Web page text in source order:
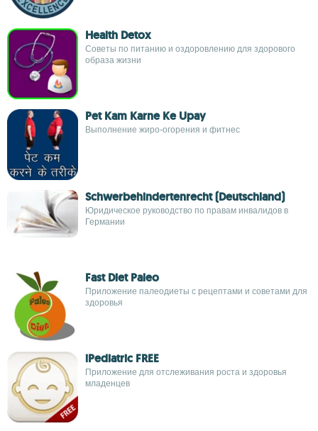
Health Detox
Советы по питанию и оздоровлению для здорового
образа жизни
Pet Kam Karne Ke Upay
Выполнение жиро-огорения и фитнес
Schwerbehindertenrecht (Deutschland)
Юридическое руководство по правам инвалидов в
Германии
Fast Diet Paleo
Приложение палеодиеты с рецептами и советами для
здоровья
iPediatric FREE
Приложение для отслеживания роста и здоровья
младенцев